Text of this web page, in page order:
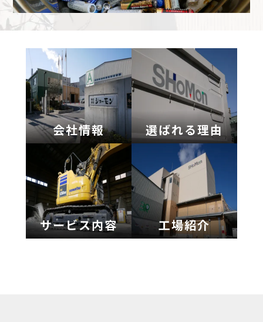
会社情報 選ばれる理由
サービス内容 工場紹介